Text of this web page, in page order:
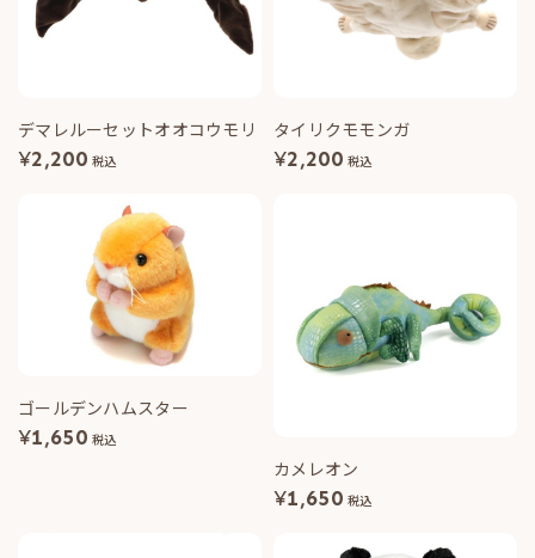
デマレルーセットオオコウモリ
¥2,200 税込
タイリクモモンガ
¥2,200 税込
ゴールデンハムスター
¥1,650 税込
カメレオン
¥1,650 税込